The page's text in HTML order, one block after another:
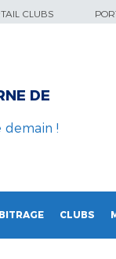
CLUBS
DE
demain !
CLUBS